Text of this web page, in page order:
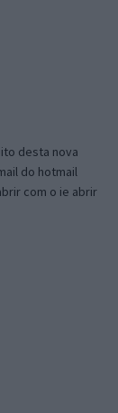
desta nova
do hotmail
com o ie abrir